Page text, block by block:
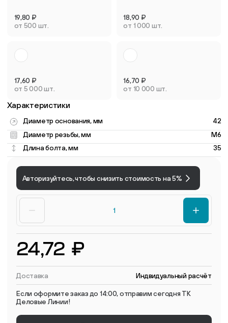
19,80 ₽
от 500 шт.
18,90 ₽
от 1 000 шт.
17,60 ₽
от 5 000 шт.
16,70 ₽
от 10 000 шт.
Характеристики
Диаметр основания, мм
42
Диаметр резьбы, мм
M6
Длина болта, мм
35
Авторизуйтесь, чтобы снизить стоимость на 5%
24,72 ₽
Доставка Индвидуальный расчёт
Если оформите заказ до 14:00, отправим сегодня ТК
Деловые Линии!